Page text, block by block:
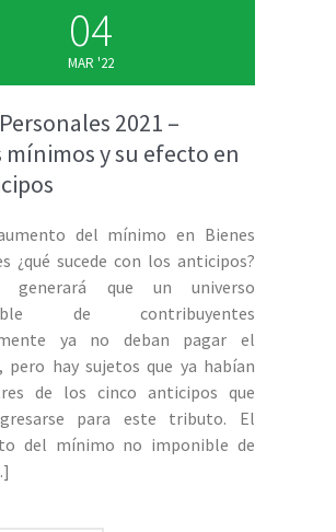
04
MAR '22
2021 –
mínimos y su efecto en
del mínimo en Bienes
¿qué sucede con los anticipos?
generará que un universo
de contribuyentes
ya no deban pagar el
pero hay sujetos que ya habían
de los cinco anticipos que
para este tributo. El
del mínimo no imponible de